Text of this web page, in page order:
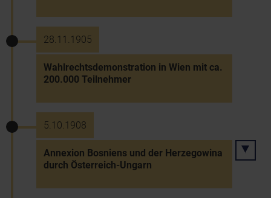
28.11.1905
Wahlrechtsdemonstration in Wien mit ca.
200.000 Teilnehmer
5.10.1908
Annexion Bosniens und der Herzegowina
durch Österreich-Ungarn